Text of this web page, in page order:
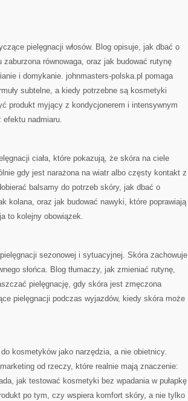
pielęgnacji włosów. Blog opisuje, jak dbać o
równowaga, oraz jak budować rutynę
i domykanie. johnmasters-polska.pl pomaga
subtelne, a kiedy potrzebne są kosmetyki
produkt myjący z kondycjonerem i intensywnym
efektu nadmiaru.
ciała, które pokazują, że skóra na ciele
gdy jest narażona na wiatr albo częsty kontakt z
balsamy do potrzeb skóry, jak dbać o
kolana, oraz jak budować nawyki, które poprawiają
to kolejny obowiązek.
sezonowej i sytuacyjnej. Skóra zachowuje
słońca. Blog tłumaczy, jak zmieniać rutynę,
pielęgnację, gdy skóra jest zmęczona
pielęgnacji podczas wyjazdów, kiedy skóra może
kosmetyków jako narzędzia, a nie obietnicy.
od rzeczy, które realnie mają znaczenie:
jak testować kosmetyki bez wpadania w pułapkę
po tym, czy wspiera komfort skóry, a nie tylko